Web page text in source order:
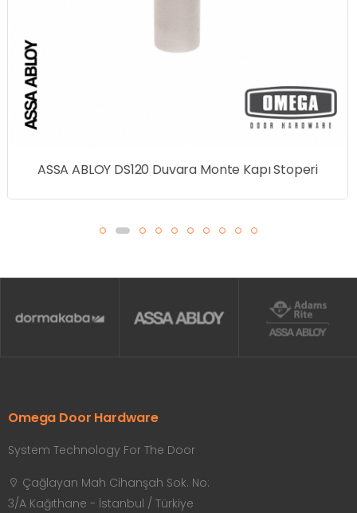
ASSA ABLOY DS120 Duvara Monte Kapı Stoperi
Omega Door Hardware
System Technology For The Door
Çağlayan Mah Cihanşah Sok. No:
3/A Kağıthane - İstanbul / Türkiye